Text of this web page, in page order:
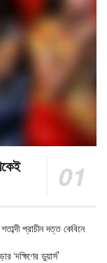
প্রাচীন দত্ত কেবিনে
‘দক্ষিণের ডুয়ার্স’